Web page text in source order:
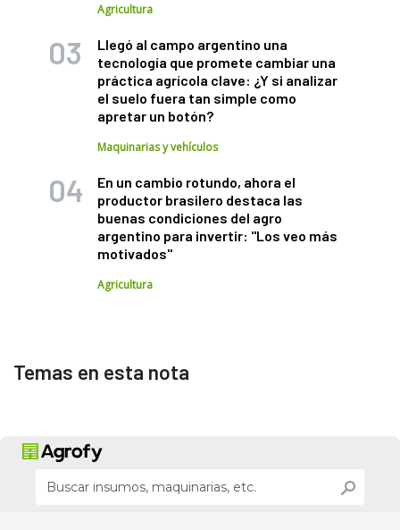
Agricultura
Llegó al campo argentino una
tecnología que promete cambiar una
práctica agrícola clave: ¿Y si analizar
el suelo fuera tan simple como
apretar un botón?
Maquinarias y vehículos
En un cambio rotundo, ahora el
productor brasilero destaca las
buenas condiciones del agro
argentino para invertir: "Los veo más
motivados"
Agricultura
Temas en esta nota